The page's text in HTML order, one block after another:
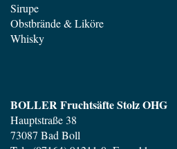
Sirupe
Obstbrände & Liköre
Whisky
BOLLER Fruchtsäfte Stolz OHG
Hauptstraße 38
73087 Bad Boll